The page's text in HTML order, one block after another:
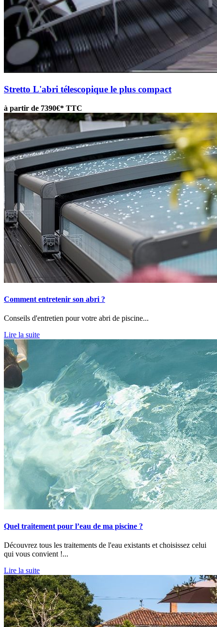
Stretto L'abri télescopique le plus compact
à partir de 7390€* TTC
Comment entretenir son abri ?
Conseils d'entretien pour votre abri de piscine...
Lire la suite
Quel traitement pour l’eau de ma piscine ?
Découvrez tous les traitements de l'eau existants et choisissez celui
qui vous convient !...
Lire la suite